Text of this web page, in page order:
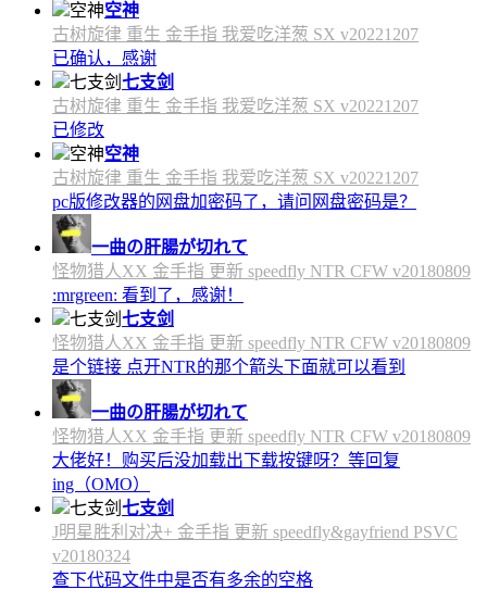
空神
古树旋律 重生 金手指 我爱吃洋葱 SX v20221207
已确认，感谢
七支剑
古树旋律 重生 金手指 我爱吃洋葱 SX v20221207
已修改
空神
古树旋律 重生 金手指 我爱吃洋葱 SX v20221207
pc版修改器的网盘加密码了，请问网盘密码是？
一曲の肝腸が切れて
怪物猎人XX 金手指 更新 speedfly NTR CFW v20180809
:mrgreen: 看到了，感谢！
七支剑
怪物猎人XX 金手指 更新 speedfly NTR CFW v20180809
是个链接 点开NTR的那个箭头下面就可以看到
一曲の肝腸が切れて
怪物猎人XX 金手指 更新 speedfly NTR CFW v20180809
大佬好！购买后没加载出下载按键呀？等回复
ing（OMO）
七支剑
J明星胜利对决+ 金手指 更新 speedfly&gayfriend PSVC
v20180324
查下代码文件中是否有多余的空格